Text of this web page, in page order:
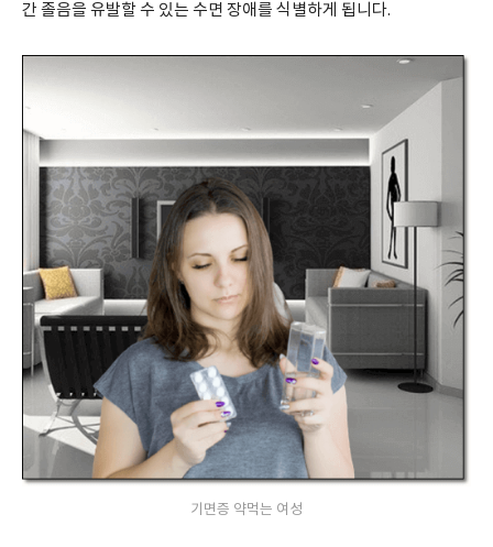
간 졸음을 유발할 수 있는 수면 장애를 식별하게 됩니다.
기면증 약먹는 여성